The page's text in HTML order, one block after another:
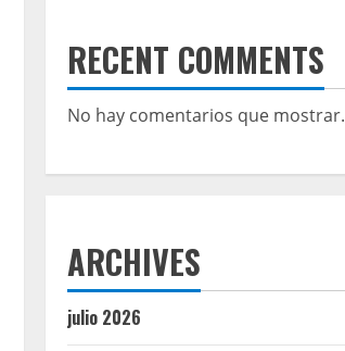
RECENT COMMENTS
No hay comentarios que mostrar.
ARCHIVES
julio 2026